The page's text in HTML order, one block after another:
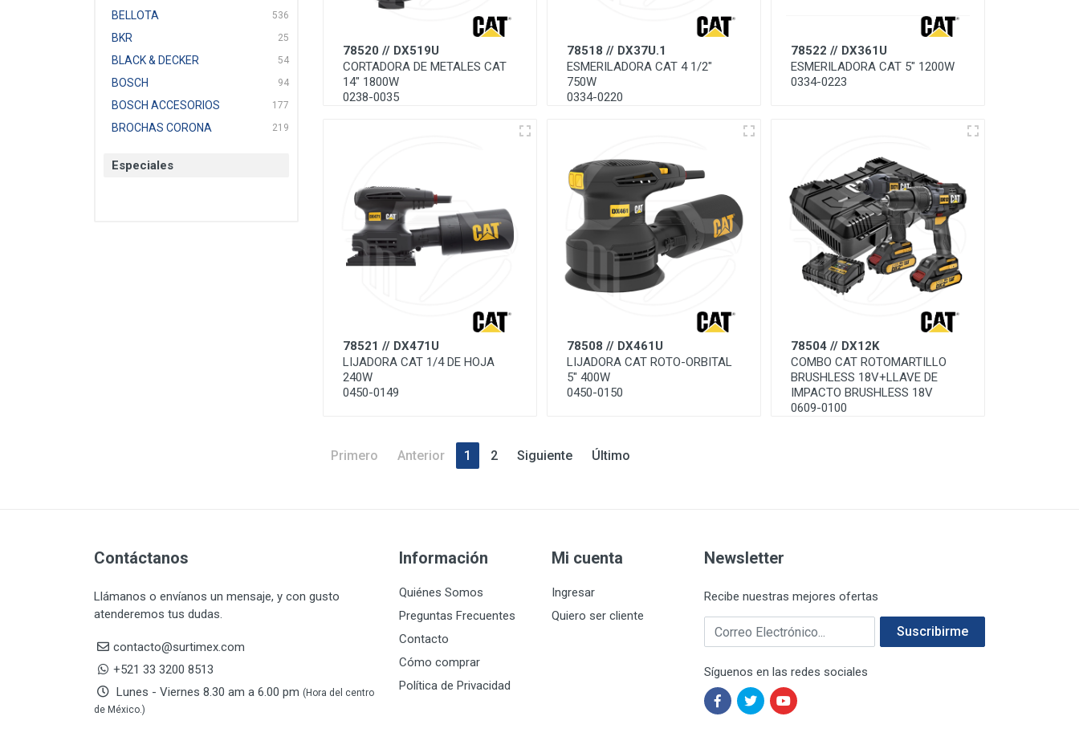
BELLOTA 536
BKR 25
BLACK & DECKER 54
BOSCH 94
BOSCH ACCESORIOS 177
BROCHAS CORONA 219
CAT
E-Z WELD
EATON (COOPER-HARROW
HARD)
EL OSO
ELMER'S
ESAB 10
EVERCOAT
Especiales
78520 // DX519U
CORTADORA DE METALES CAT
14" 1800W
0238-0035
78518 // DX37U.1
ESMERILADORA CAT 4 1/2"
750W
0334-0220
78522 // DX361U
ESMERILADORA CAT 5" 1200W
0334-0223
78521 // DX471U
LIJADORA CAT 1/4 DE HOJA
240W
0450-0149
78508 // DX461U
LIJADORA CAT ROTO-ORBITAL
5" 400W
0450-0150
78504 // DX12K
COMBO CAT ROTOMARTILLO
BRUSHLESS 18V+LLAVE DE
IMPACTO BRUSHLESS 18V
0609-0100
Primero Anterior 1 2 Siguiente Último
Contáctanos
Llámanos o envíanos un mensaje, y con gusto
atenderemos tus dudas.
contacto@surtimex.com
+521 33 3200 8513
Lunes - Viernes 8.30 am a 6.00 pm (Hora del centro
de México.)
Información
Quiénes Somos
Preguntas Frecuentes
Contacto
Cómo comprar
Política de Privacidad
Mi cuenta
Ingresar
Quiero ser cliente
Newsletter
Recibe nuestras mejores ofertas
Correo electrónico Suscribirme
Síguenos en las redes sociales